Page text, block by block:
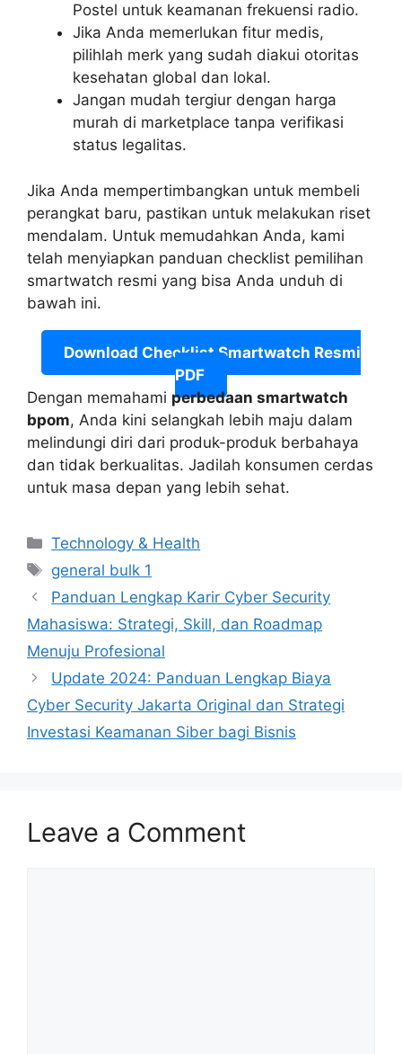
Postel untuk keamanan frekuensi radio.
Jika Anda memerlukan fitur medis,
pilihlah merk yang sudah diakui otoritas
kesehatan global dan lokal.
Jangan mudah tergiur dengan harga
murah di marketplace tanpa verifikasi
status legalitas.
Jika Anda mempertimbangkan untuk membeli
perangkat baru, pastikan untuk melakukan riset
mendalam. Untuk memudahkan Anda, kami
telah menyiapkan panduan checklist pemilihan
smartwatch resmi yang bisa Anda unduh di
bawah ini.
Download Checklist Smartwatch Resmi
PDF
Dengan memahami perbedaan smartwatch
bpom, Anda kini selangkah lebih maju dalam
melindungi diri dari produk-produk berbahaya
dan tidak berkualitas. Jadilah konsumen cerdas
untuk masa depan yang lebih sehat.
Categories
Technology & Health
Tags
general bulk 1
Panduan Lengkap Karir Cyber Security
Mahasiswa: Strategi, Skill, dan Roadmap
Menuju Profesional
Update 2024: Panduan Lengkap Biaya
Cyber Security Jakarta Original dan Strategi
Investasi Keamanan Siber bagi Bisnis
Leave a Comment